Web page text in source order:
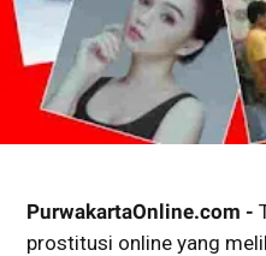
PurwakartaOnline.com -
prostitusi online yang